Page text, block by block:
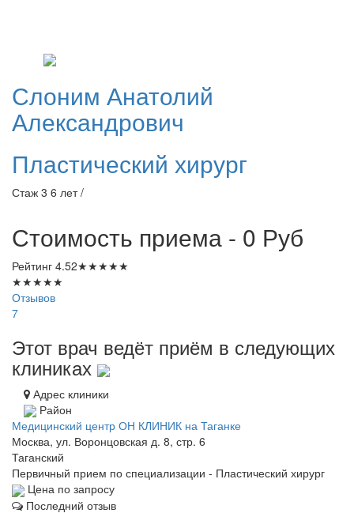
Слоним Анатолий
Александрович
Пластический хирург
Стаж 3 6 лет /
Стоимость приема - 0 Руб
Рейтинг 4.52★★★★★
★★★★★
Отзывов
7
Этот врач ведёт приём в следующих
клиниках
Адрес клиники
Район
Медицинский центр ОН КЛИНИК на Таганке
Москва, ул. Воронцовская д. 8, стр. 6
Таганский
Первичный прием по специализации - Пластический хирург
Цена по запросу
Последний отзыв